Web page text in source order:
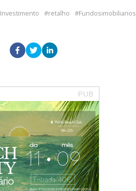
Investimento retalho Fundosimobiliarios
PUB